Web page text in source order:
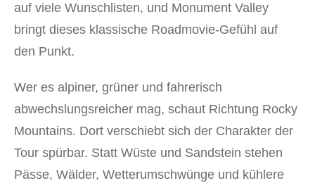
auf viele Wunschlisten, und Monument Valley
bringt dieses klassische Roadmovie-Gefühl auf
den Punkt.
Wer es alpiner, grüner und fahrerisch
abwechslungsreicher mag, schaut Richtung Rocky
Mountains. Dort verschiebt sich der Charakter der
Tour spürbar. Statt Wüste und Sandstein stehen
Pässe, Wälder, Wetterumschwünge und kühlere